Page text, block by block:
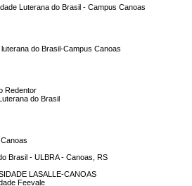
Luterana do Brasil - Campus Canoas
luterana do Brasil-Campus Canoas
Redentor
do Brasil
Canoas
Brasil - ULBRA - Canoas, RS
LASALLE-CANOAS
Feevale